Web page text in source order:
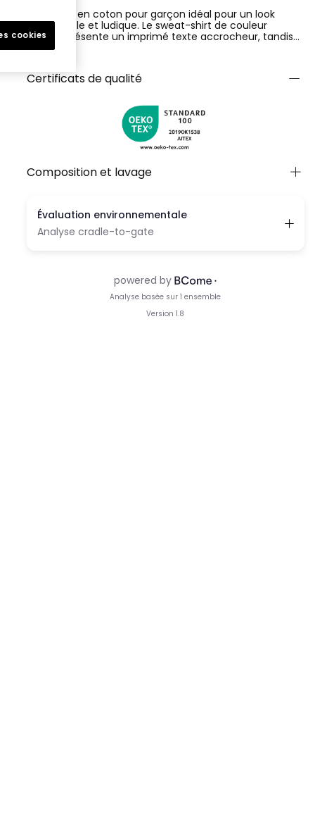
Ensemble en coton pour garçon idéal pour un look
confortable et ludique. Le sweat-shirt de couleur
orange présente un imprimé texte accrocheur, tandis
que le pantalon long est d'un bleu foncé contrastant.
fonctionnalité. Disponible en tailles allant de 12 mois à 10
ans, s'adaptant à la croissance des petits. C'est une
de printemps et d'été.
Certificats de qualité
Composition et lavage
cookies